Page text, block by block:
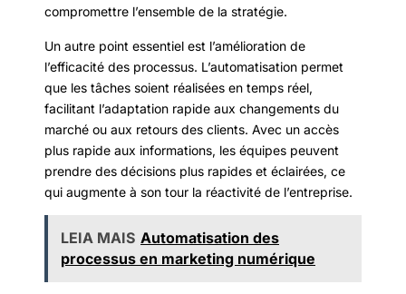
compromettre l’ensemble de la stratégie.
Un autre point essentiel est l’amélioration de
l’efficacité des processus. L’automatisation permet
que les tâches soient réalisées en temps réel,
facilitant l’adaptation rapide aux changements du
marché ou aux retours des clients. Avec un accès
plus rapide aux informations, les équipes peuvent
prendre des décisions plus rapides et éclairées, ce
qui augmente à son tour la réactivité de l’entreprise.
LEIA MAIS Automatisation des
processus en marketing numérique